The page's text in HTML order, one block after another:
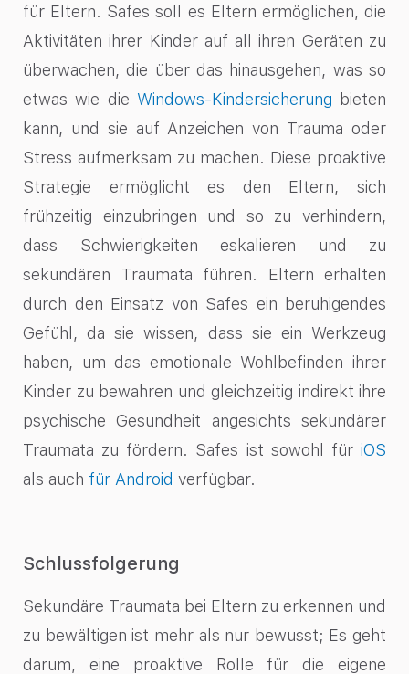
für Eltern. Safes soll es Eltern ermöglichen, die
Aktivitäten ihrer Kinder auf all ihren Geräten zu
überwachen, die über das hinausgehen, was so
etwas wie die Windows-Kindersicherung bieten
kann, und sie auf Anzeichen von Trauma oder
Stress aufmerksam zu machen. Diese proaktive
Strategie ermöglicht es den Eltern, sich
frühzeitig einzubringen und so zu verhindern,
dass Schwierigkeiten eskalieren und zu
sekundären Traumata führen. Eltern erhalten
durch den Einsatz von Safes ein beruhigendes
Gefühl, da sie wissen, dass sie ein Werkzeug
haben, um das emotionale Wohlbefinden ihrer
Kinder zu bewahren und gleichzeitig indirekt ihre
psychische Gesundheit angesichts sekundärer
Traumata zu fördern. Safes ist sowohl für iOS
als auch für Android verfügbar.
Schlussfolgerung
Sekundäre Traumata bei Eltern zu erkennen und
zu bewältigen ist mehr als nur bewusst; Es geht
darum, eine proaktive Rolle für die eigene